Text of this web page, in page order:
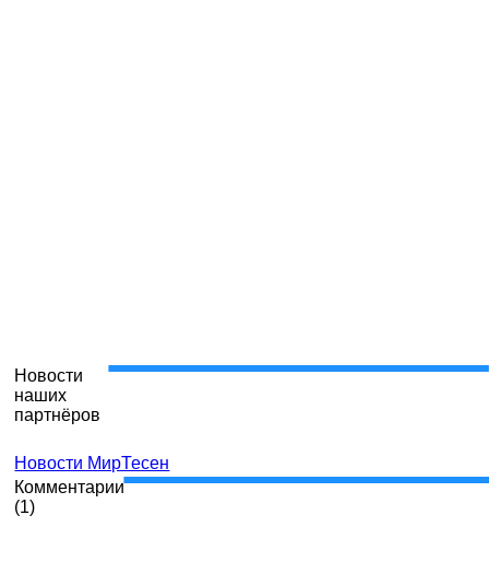
Новости
наших
партнёров
Новости МирТесен
Комментарии
(1)